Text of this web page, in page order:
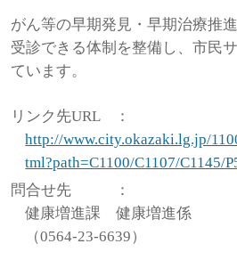
がん等の早期発見・早期治療推
受診できる体制を整備し、市民
ています。
リンク先URL
：
http://www.city.okazaki.lg.jp/
tml?path=C1100/C1107/C1145/
問合せ先
：
健康増進課 健康増進係
（0564-23-6639）